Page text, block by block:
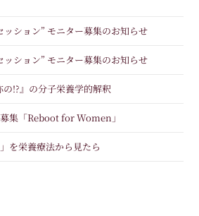
ション” モニター募集のお知らせ
ション” モニター募集のお知らせ
!?』の分子栄養学的解釈
集「Reboot for Women」
を栄養療法から見たら